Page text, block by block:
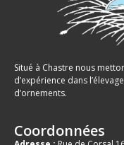
Situé à Chastre nous
d’expérience dans
d’ornements.
Coordonnées